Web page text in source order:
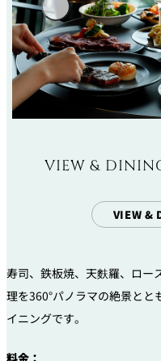
VIEW &
VIEW &
寿司、鉄板焼、天麩羅、ロー
理を360°パノラマの絶景と
イニングです。